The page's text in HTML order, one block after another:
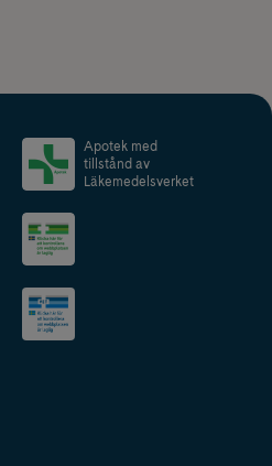
Apotek med
tillstånd av
Läkemedelsverket